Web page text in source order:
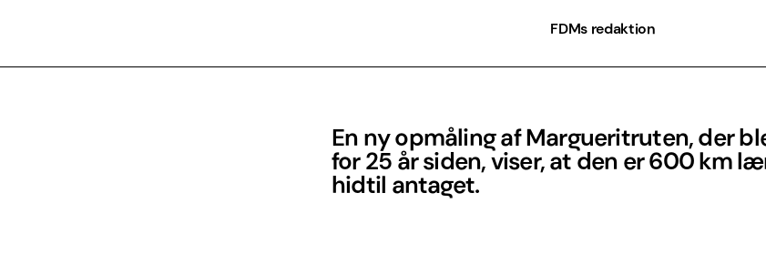
FDMs redaktion
En ny opmåling af Margueritruten, der
for 25 år siden, viser, at den er 600 km
hidtil antaget.